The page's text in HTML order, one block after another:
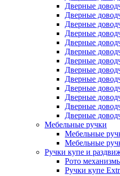
Дверные
Дверные
Дверные
Дверные
Дверные
Дверные
Дверные
Дверные
Дверные
Дверные
Дверные
Дверные
Дверные
Мебельные ручки
Мебельные
Мебельные
Ручки купе и
Рото
Ручки купе